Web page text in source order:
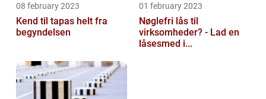
08 february 2023
Kend til tapas helt fra
begyndelsen
01 february 2023
Nøglefri lås til
virksomheder? - Lad en
låsesmed i...